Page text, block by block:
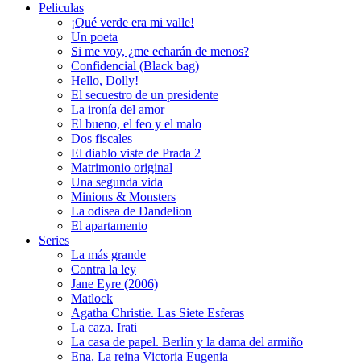
Peliculas
¡Qué verde era mi valle!
Un poeta
Si me voy, ¿me echarán de menos?
Confidencial (Black bag)
Hello, Dolly!
El secuestro de un presidente
La ironía del amor
El bueno, el feo y el malo
Dos fiscales
El diablo viste de Prada 2
Matrimonio original
Una segunda vida
Minions & Monsters
La odisea de Dandelion
El apartamento
Series
La más grande
Contra la ley
Jane Eyre (2006)
Matlock
Agatha Christie. Las Siete Esferas
La caza. Irati
La casa de papel. Berlín y la dama del armiño
Ena. La reina Victoria Eugenia